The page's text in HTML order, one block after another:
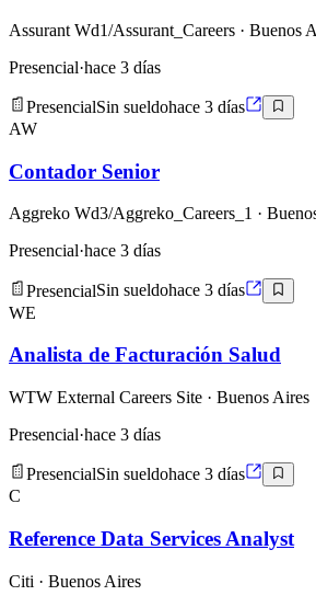
Assurant Wd1/Assurant_Careers · Buenos
Presencial·hace 3 días
PresencialSin sueldohace 3 días
AW
Contador Senior
Aggreko Wd3/Aggreko_Careers_1 ·
Presencial·hace 3 días
PresencialSin sueldohace 3 días
WE
Analista de Facturación Salud
WTW External Careers Site · Buenos Aires
Presencial·hace 3 días
PresencialSin sueldohace 3 días
C
Reference Data Services Analyst
Citi · Buenos Aires